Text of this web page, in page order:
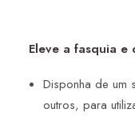
Eleve a fasquia e
Disponha de um
outros, para